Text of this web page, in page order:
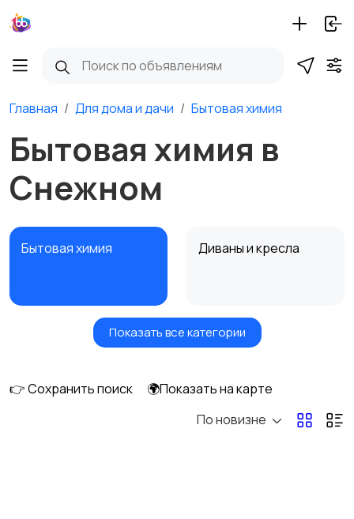
Главная Для дома и дачи Бытовая химия
Бытовая химия в
Снежном
Бытовая химия Диваны и кресла
Кровати и матрасы Кухонные гарнитуры
Оформление
Показать все категории
👉 Сохранить поиск
🌍Показать на карте
По новизне